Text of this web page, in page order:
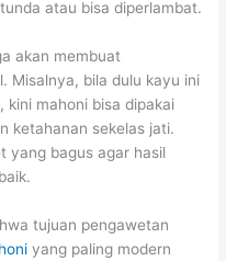
atau bisa diperlambat.
akan membuat
Misalnya, bila dulu kayu ini
kini mahoni bisa dipakai
ketahanan sekelas jati.
yang bagus agar hasil
tujuan pengawetan
yang paling modern